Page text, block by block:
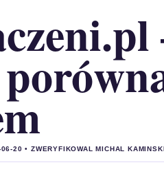
20 • ZWERYFIKOWAL MICHAL